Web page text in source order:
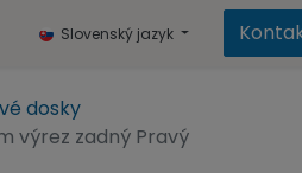
Slovenský jazyk
dosky
výrez zadný Pravý